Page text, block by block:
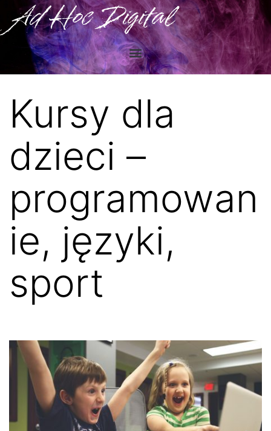
Ad Hoc Digital
Kursy dla
dzieci –
programowan
ie, języki,
sport